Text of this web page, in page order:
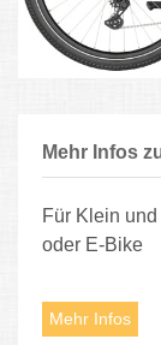
Mehr Infos
Für Klein
oder E-Bike
Mehr Infos